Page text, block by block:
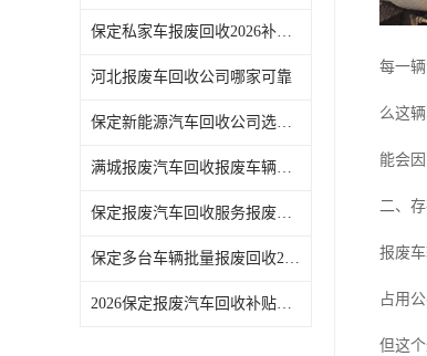
保定私家车报废回收2026补贴发放时间说明
河北报废车回收公司哪家可靠
保定新能源汽车回收公司选哪家
满城报废汽车回收报废车辆残值实时报价
保定报废汽车回收服务报废手续全程代办不用跑腿
保定多台车辆批量报废回收2026补贴政策
2026保定报废汽车回收补贴申领常见问题汇总
每一
么这
能会
二、
报废
占用
但这